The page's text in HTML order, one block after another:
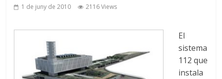
1 de juny de 2010 2116 Views
El
sistema
112 que
instala